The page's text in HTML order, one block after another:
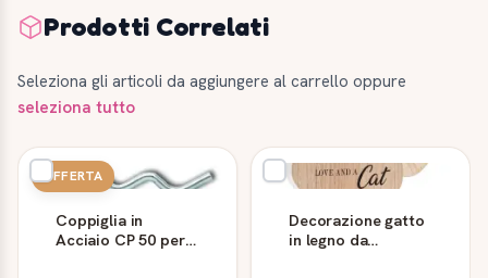
Prodotti Correlati
Seleziona gli articoli da aggiungere al carrello oppure
seleziona tutto
OFFERTA
Coppiglia in
Acciaio CP 50 per
Decorazione gatto
in legno da